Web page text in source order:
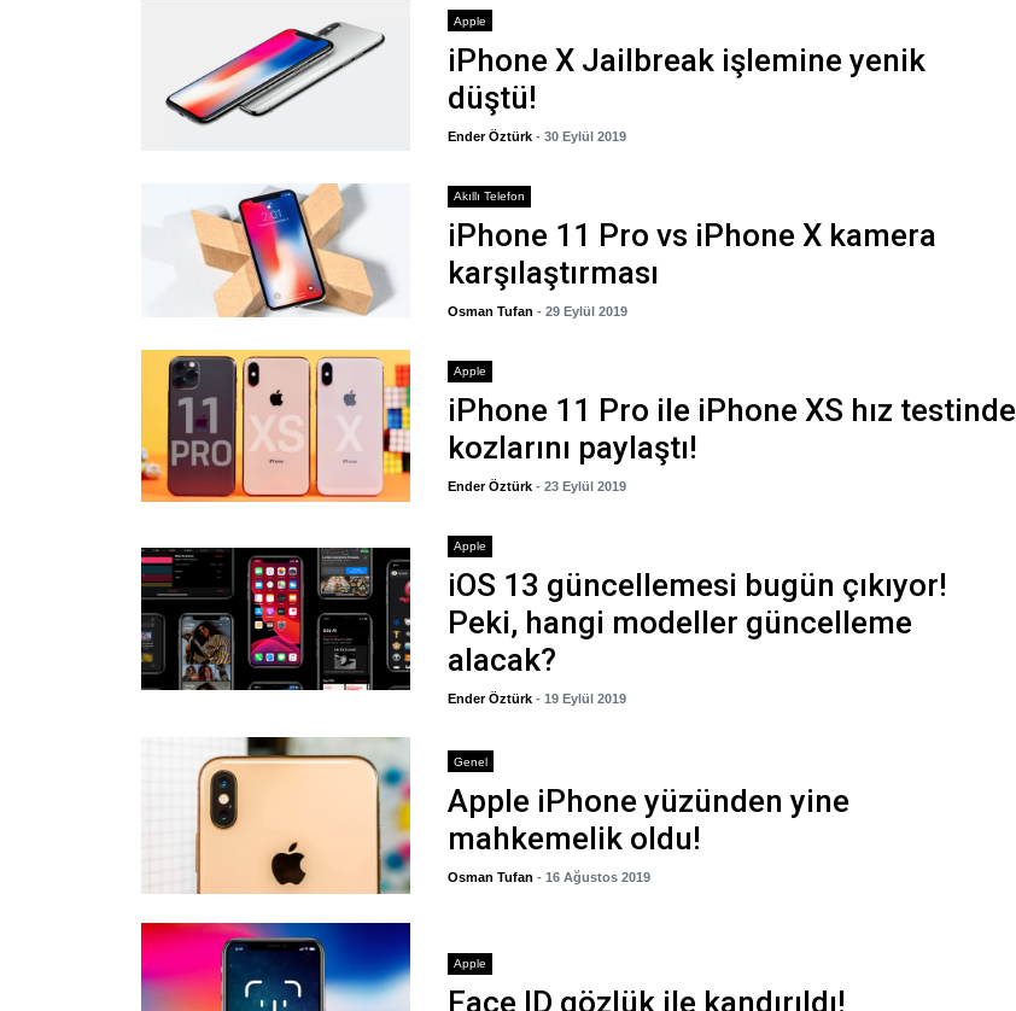
Apple
iPhone X Jailbreak işlemine yenik
düştü!
Ender Öztürk - 30 Eylül 2019
Akıllı Telefon
iPhone 11 Pro vs iPhone X kamera
karşılaştırması
Osman Tufan - 29 Eylül 2019
Apple
iPhone 11 Pro ile iPhone XS hız testinde
kozlarını paylaştı!
Ender Öztürk - 23 Eylül 2019
Apple
iOS 13 güncellemesi bugün çıkıyor!
Peki, hangi modeller güncelleme
alacak?
Ender Öztürk - 19 Eylül 2019
Genel
Apple iPhone yüzünden yine
mahkemelik oldu!
Osman Tufan - 16 Ağustos 2019
Apple
Face ID gözlük ile kandırıldı!